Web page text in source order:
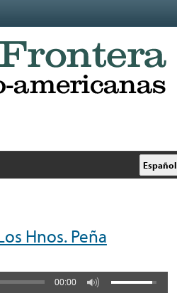
Español
Hnos. Peña
00:00